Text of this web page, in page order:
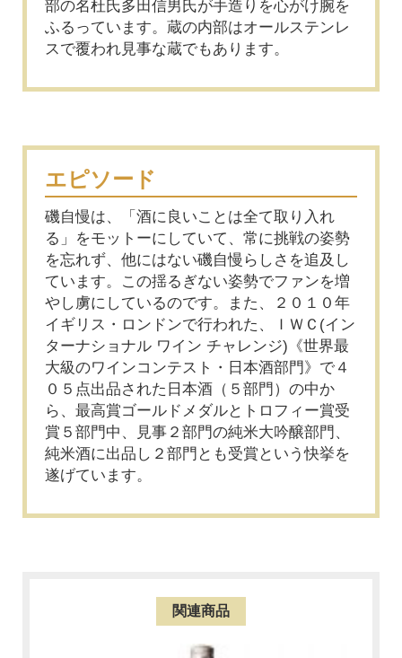
部の名杜氏多田信男氏が手造りを心がけ腕を
ふるっています。蔵の内部はオールステンレ
スで覆われ見事な蔵でもあります。
エピソード
磯自慢は、「酒に良いことは全て取り入れ
る」をモットーにしていて、常に挑戦の姿勢
を忘れず、他にはない磯自慢らしさを追及し
ています。この揺るぎない姿勢でファンを増
やし虜にしているのです。また、２０１０年
イギリス・ロンドンで行われた、ＩＷＣ(イン
ターナショナル ワイン チャレンジ)《世界最
大級のワインコンテスト・日本酒部門》で４
０５点出品された日本酒（５部門）の中か
ら、最高賞ゴールドメダルとトロフィー賞受
賞５部門中、見事２部門の純米大吟醸部門、
純米酒に出品し２部門とも受賞という快挙を
遂げています。
関連商品